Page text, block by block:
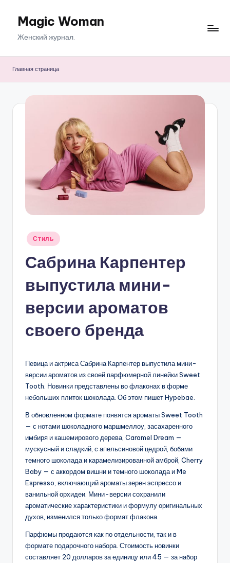
ПерейтиMagic Woman
Женский журнал.
Главная страница
Опубликовано
Стиль
Сабрина Карпентер
выпустила мини-
версии ароматов
своего бренда
Певица и актриса Сабрина Карпентер выпустила мини-
версии ароматов из своей парфюмерной линейки Sweet
Tooth. Новинки представлены во флаконах в форме
небольших плиток шоколада. Об этом пишет Hypebae.
В обновленном формате появятся ароматы Sweet Tooth
— с нотами шоколадного маршмеллоу, засахаренного
имбиря и кашемирового дерева, Caramel Dream —
мускусный и сладкий, с апельсиновой цедрой, бобами
темного шоколада и карамелизированной амброй, Cherry
Baby — с аккордом вишни и темного шоколада и Me
Espresso, включающий ароматы зерен эспрессо и
ванильной орхидеи. Мини-версии сохранили
ароматические характеристики и формулу оригинальных
духов, изменился только формат флакона.
Парфюмы продаются как по отдельности, так и в
формате подарочного набора. Стоимость новинки
составляет 20 долларов за единицу или 45 — за набор